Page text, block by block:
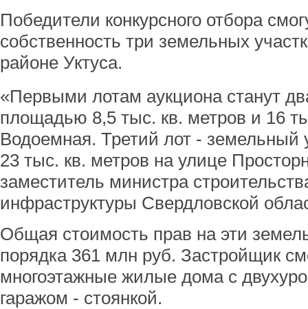
Победители конкурсного отбора
собственность три земельных
районе Уктуса.
«Первыми лотам аукциона станут
площадью 8,5 тыс. кв. метров и 16
Водоемная. Третий лот -
23 тыс. кв. метров на улице
заместитель министра
инфраструктуры Свердловской
Общая стоимость прав на эти
порядка 361 млн руб. Застройщик
многоэтажные жилые дома с
гаражом - стоянкой.